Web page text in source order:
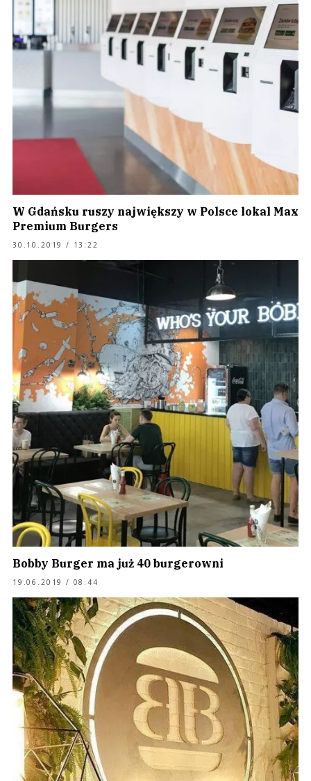
W Gdańsku ruszy największy w Polsce lokal Max
Premium Burgers
30.10.2019 / 13:22
Bobby Burger ma już 40 burgerowni
19.06.2019 / 08:44